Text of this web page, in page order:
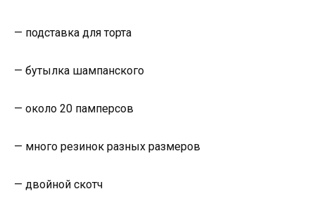
— подставка для торта
— бутылка шампанского
— около 20 памперсов
— много резинок разных размеров
— двойной скотч